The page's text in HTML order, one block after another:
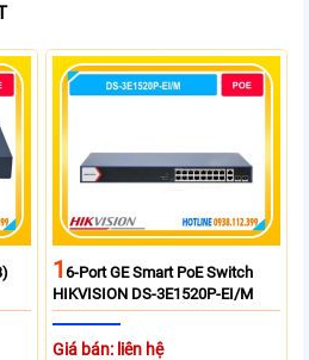
16-Port GE Smart PoE Switch
HIKVISION DS-3E1520P-EI/M
Giá bán: liên hệ